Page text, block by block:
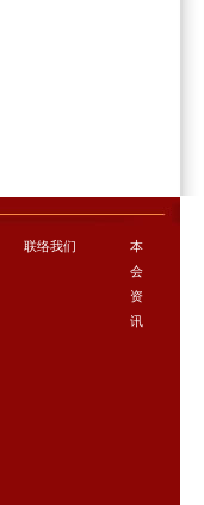
联络我们
本
会
资
讯